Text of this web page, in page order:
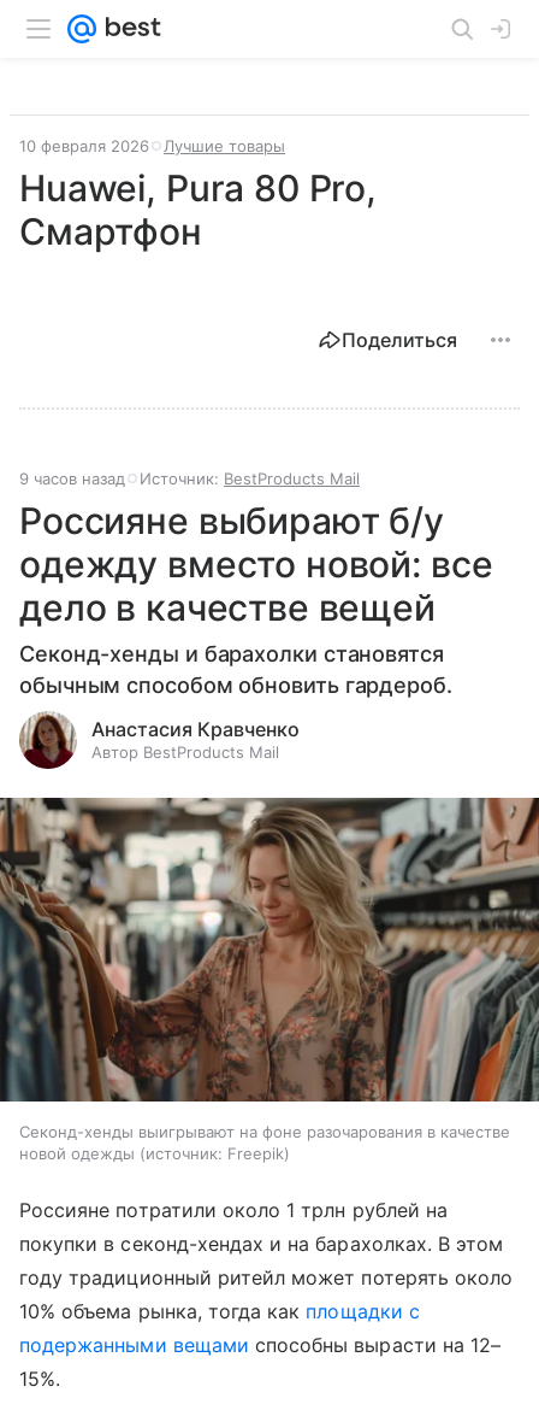
10 февраля 2026 Лучшие товары
Huawei, Pura 80 Pro,
Смартфон
Поделиться
9 часов назад Источник: BestProducts Mail
Россияне выбирают б/у
одежду вместо новой: все
дело в качестве вещей
Секонд-хенды и барахолки становятся
обычным способом обновить гардероб.
Анастасия Кравченко
Автор BestProducts Mail
Секонд-хенды выигрывают на фоне разочарования в качестве
новой одежды
источник: Freepik
Россияне потратили около 1 трлн рублей на
покупки в секонд-хендах и на барахолках. В этом
году традиционный ритейл может потерять около
10% объема рынка, тогда как площадки с
подержанными вещами способны вырасти на 12–
15%.